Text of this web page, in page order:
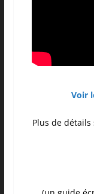
Voir
Plus de détails